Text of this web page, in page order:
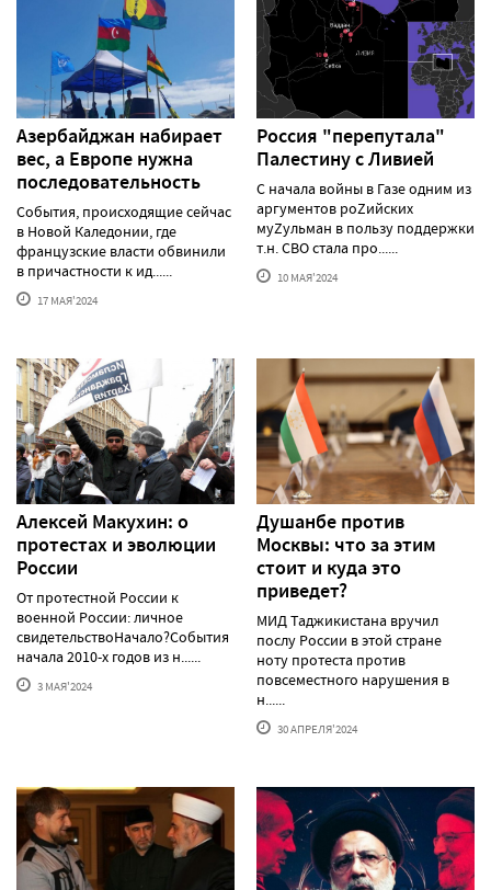
Азербайджан набирает
вес, а Европе нужна
последовательность
События, происходящие сейчас
в Новой Каледонии, где
французские власти обвинили
в причастности к ид......
17 МАЯ'2024
Россия "перепутала"
Палестину с Ливией
С начала войны в Газе одним из
аргументов роZийских
муZульман в пользу поддержки
т.н. СВО стала про......
10 МАЯ'2024
Алексей Макуxин: о
протестаx и эволюции
России
От протестной России к
военной России: личное
свидетельствоНачало?События
начала 2010-х годов из н......
3 МАЯ'2024
Душанбе против
Москвы: что за этим
стоит и куда это
приведет?
МИД Таджикистана вручил
послу России в этой стране
ноту протеста против
повсеместного нарушения в
н......
30 АПРЕЛЯ'2024